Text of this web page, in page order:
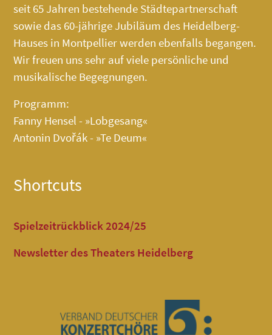
seit 65 Jahren bestehende Städtepartnerschaft
sowie das 60-jährige Jubiläum des Heidelberg-
Hauses in Montpellier werden ebenfalls begangen.
Wir freuen uns sehr auf viele persönliche und
musikalische Begegnungen.
Programm:
Fanny Hensel - »Lobgesang«
Antonin Dvořák - »Te Deum«
Shortcuts
Spielzeitrückblick 2024/25
Newsletter des Theaters Heidelberg